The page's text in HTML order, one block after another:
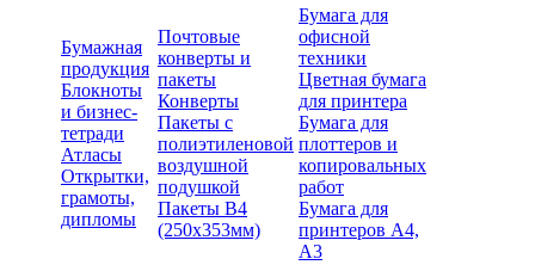
Бумажная
продукция
Блокноты
и бизнес-
тетради
Атласы
Открытки,
грамоты,
дипломы
Почтовые
конверты и
пакеты
Конверты
Пакеты с
полиэтиленовой
воздушной
подушкой
Пакеты В4
(250х353мм)
Бумага для
офисной
техники
Цветная бумага
для принтера
Бумага для
плоттеров и
копировальных
работ
Бумага для
принтеров А4,
А3